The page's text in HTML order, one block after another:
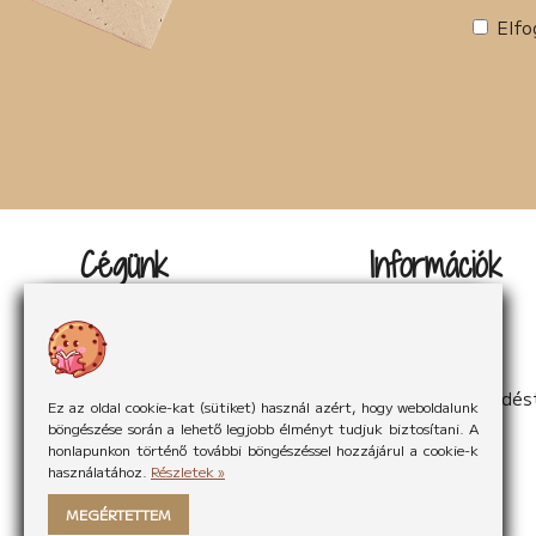
Ez az oldal cookie-kat (sütiket) használ azért, hogy weboldalunk
böngészése során a lehető legjobb élményt tudjuk biztosítani. A
honlapunkon történő további böngészéssel hozzájárul a cookie-k
használatához. Részletek »
MEGÉRTETTEM
Urban Fantasy (3)
Utikönyv (1)
Cégünk
Rólunk
Rólunk mondták
Hírek
Partnereink
Információk
Elállás a